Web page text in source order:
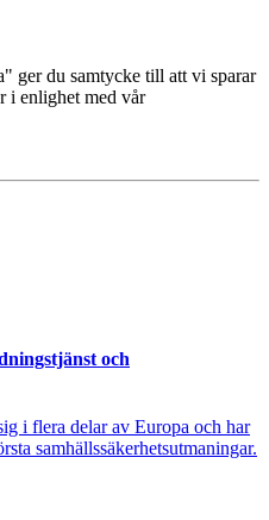
ger du samtycke till att vi sparar
i enlighet med vår
och
i flera delar av Europa och har
samhällssäkerhetsutmaningar.